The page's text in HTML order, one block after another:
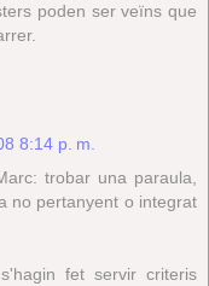
poden ser veïns que
8:14 p. m.
trobar una paraula,
no pertanyent o integrat
fet servir criteris